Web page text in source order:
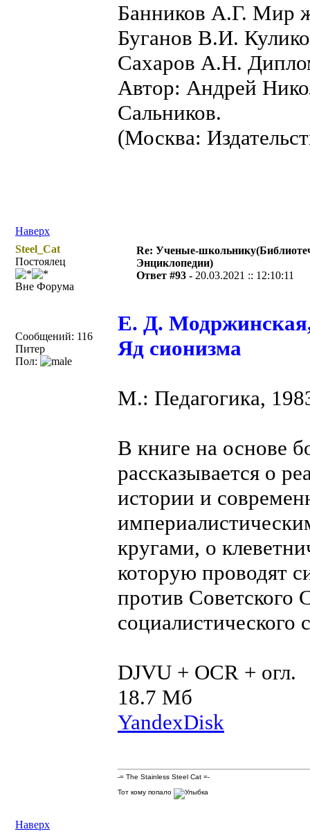
Банников А.Г. Мир
Буганов В.И.
Сахаров А.Н.
Автор: Андрей
Сальников.
(Москва:
Наверх
Steel_Cat
Постоялец
Вне Форума
Сообщений: 116
Питер
Пол:
Re: Ученые-
Энциклопедии)
Ответ #93 - 20.03.2021 :: 12:10:11
Е. Д.
Яд сионизма
М.: Педагогика,
В книге на основе
рассказывается о
истории и
кругами, о
которую проводят
против Советского
социалистического
DJVU + OCR + огл.
18.7 Мб
YandexDisk
Наверх
-= The Stainless Steel Cat =-
Тот кому попало